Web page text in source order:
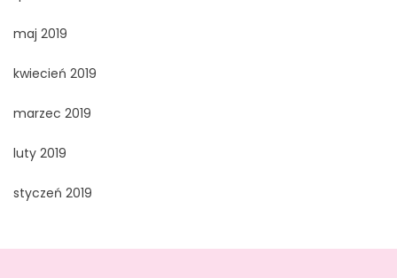
maj 2019
kwiecień 2019
marzec 2019
luty 2019
styczeń 2019